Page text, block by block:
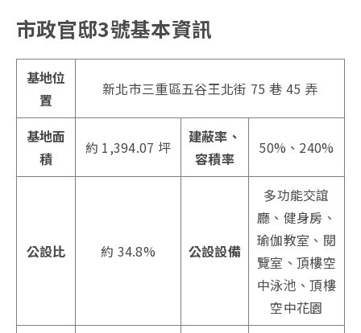
市政官邸3號基本資訊
基地位
置
新北市三重區五谷王北街 75 巷 45 弄
基地面
積
約 1,394.07 坪
建蔽率、
容積率
50%、240%
公設比 約 34.8% 公設設備
多功能交誼
廳、健身房、
瑜伽教室、閱
覽室、頂樓空
中泳池、頂樓
空中花園